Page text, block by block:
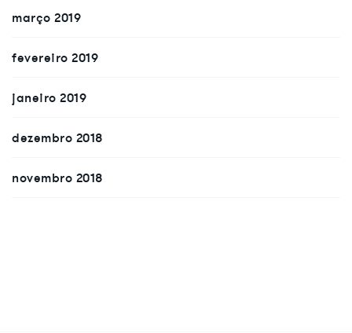
março 2019
fevereiro 2019
janeiro 2019
dezembro 2018
novembro 2018